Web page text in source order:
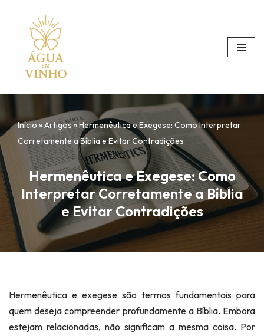
Pular
conteúdo
Início »Artigos»Hermenêutica e Exegese: Como Interpretar
Corretamente a Bíblia e Evitar Contradições
Hermenêutica e Exegese: Como
Interpretar Corretamente a Bíblia
e Evitar Contradições
Hermenêutica e exegese são termos fundamentais para
quem deseja compreender profundamente a Bíblia. Embora
estejam relacionadas, não significam a mesma coisa. Por